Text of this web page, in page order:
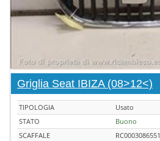
Griglia Seat IBIZA (08>12<)
TIPOLOGIA
Usato
STATO
Buono
SCAFFALE
RC0003086551